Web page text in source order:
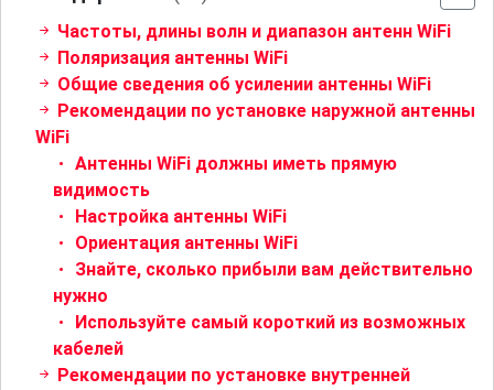
Частоты, длины волн и диапазон антенн WiFi
Поляризация антенны WiFi
Общие сведения об усилении антенны WiFi
Рекомендации по установке наружной антенны
WiFi
Антенны WiFi должны иметь прямую
видимость
Настройка антенны WiFi
Ориентация антенны WiFi
Знайте, сколько прибыли вам действительно
нужно
Используйте самый короткий из возможных
кабелей
Рекомендации по установке внутренней